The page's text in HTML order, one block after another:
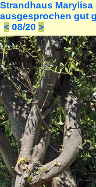
Strandhaus
ausgesprochen gut
< 08/20 >